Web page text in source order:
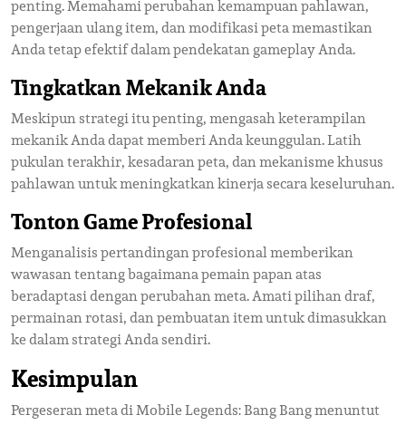
penting. Memahami perubahan kemampuan pahlawan,
pengerjaan ulang item, dan modifikasi peta memastikan
Anda tetap efektif dalam pendekatan gameplay Anda.
Tingkatkan Mekanik Anda
Meskipun strategi itu penting, mengasah keterampilan
mekanik Anda dapat memberi Anda keunggulan. Latih
pukulan terakhir, kesadaran peta, dan mekanisme khusus
pahlawan untuk meningkatkan kinerja secara keseluruhan.
Tonton Game Profesional
Menganalisis pertandingan profesional memberikan
wawasan tentang bagaimana pemain papan atas
beradaptasi dengan perubahan meta. Amati pilihan draf,
permainan rotasi, dan pembuatan item untuk dimasukkan
ke dalam strategi Anda sendiri.
Kesimpulan
Pergeseran meta di Mobile Legends: Bang Bang menuntut